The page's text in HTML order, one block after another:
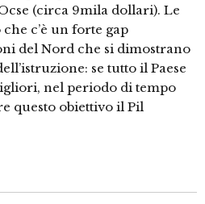
(circa 9mila dollari). Le
c’è un forte gap
del Nord che si dimostrano
se tutto il Paese
nel periodo di tempo
questo obiettivo il Pil